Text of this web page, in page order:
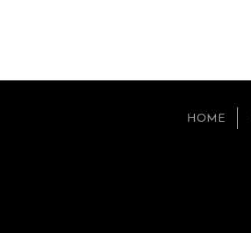
HOME